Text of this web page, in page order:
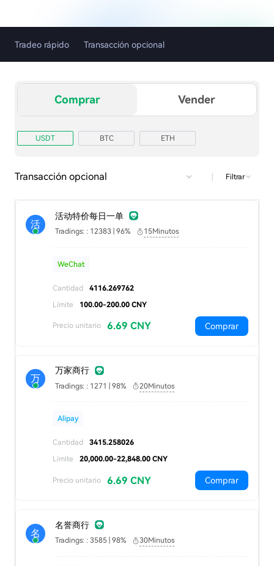
Tradeo rápido Transacción opcional
Comprar Vender
USDT BTC ETH
Transacción opcional | Filtrar
活
活动特价每日一单
Tradings: : 12383 | 96% 15Minutos
WeChat
Cantidad
4116.269762
Límite
100.00-200.00 CNY
Precio unitario 6.69 CNY Comprar
万
万家商行
Tradings: : 1271 | 98% 20Minutos
Alipay
Cantidad
3415.258026
Límite
20,000.00-22,848.00 CNY
Precio unitario 6.69 CNY Comprar
名
名誉商行
Tradings: : 3585 | 98% 30Minutos